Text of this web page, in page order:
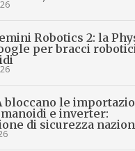
Robotics 2: la
per bracci
bloccano le
e inverter:
di sicurezza